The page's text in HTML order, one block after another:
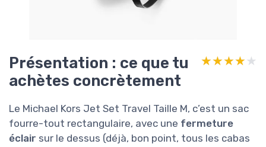
Présentation : ce que tu
achètes concrètement
★★★★★
★★★★★
Le Michael Kors Jet Set Travel Taille M, c’est un sac
fourre-tout rectangulaire, avec une fermeture
éclair sur le dessus (déjà, bon point, tous les cabas